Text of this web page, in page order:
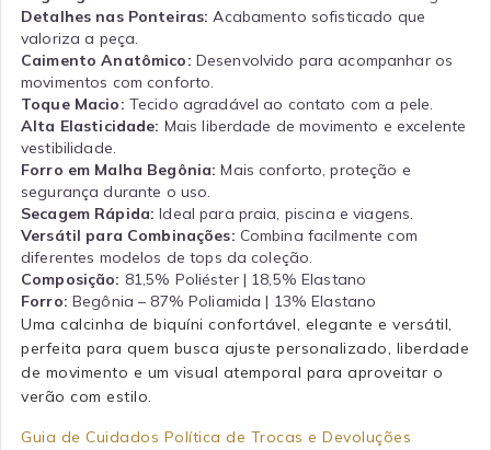
Detalhes nas Ponteiras: Acabamento sofisticado que
valoriza a peça.
Caimento Anatômico: Desenvolvido para acompanhar os
movimentos com conforto.
Toque Macio: Tecido agradável ao contato com a pele.
Alta Elasticidade: Mais liberdade de movimento e excelente
vestibilidade.
Forro em Malha Begônia: Mais conforto, proteção e
segurança durante o uso.
Secagem Rápida: Ideal para praia, piscina e viagens.
Versátil para Combinações: Combina facilmente com
diferentes modelos de tops da coleção.
Composição: 81,5% Poliéster | 18,5% Elastano
Forro: Begônia – 87% Poliamida | 13% Elastano
Uma calcinha de biquíni confortável, elegante e versátil,
perfeita para quem busca ajuste personalizado, liberdade
de movimento e um visual atemporal para aproveitar o
verão com estilo.
Guia de Cuidados Política de Trocas e Devoluções